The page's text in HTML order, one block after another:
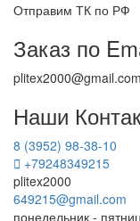
Отправим ТК по РФ
Заказ по
plitex2000@gmail.com
Наши
8 (3952) 98-38-10
+79248349215
plitex2000
649215@gmail.com
понедельник -